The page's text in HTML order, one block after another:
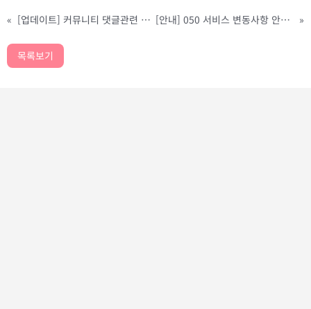
« [업데이트] 커뮤니티 댓글관련 UI개선 [안내] 050 서비스 변동사항 안내 (광고주분들만 해당) »
목록보기